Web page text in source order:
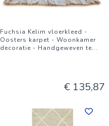
Fuchsia Kelim vloerkleed -
Oosters karpet - Woonkamer
decoratie - Handgeweven te...
€ 135,87